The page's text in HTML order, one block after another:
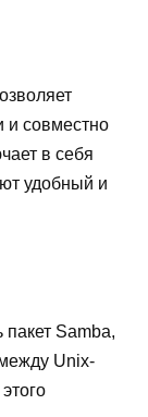
и совместно
в себя
удобный и
Samba,
Unix-